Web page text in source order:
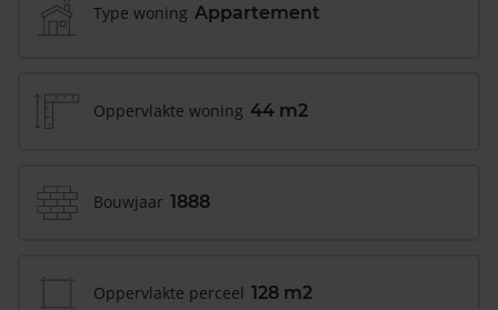
Type woning Appartement
Oppervlakte woning 44 m2
Bouwjaar 1888
Oppervlakte perceel 128 m2